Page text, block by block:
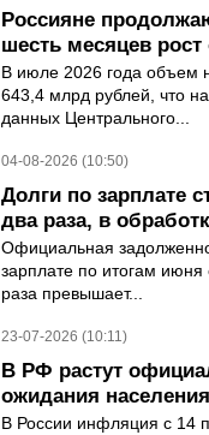
Россияне
шесть месяцев рост
В июле 2026 года объем
643,4 млрд рублей, что
данных Центрального...
04-08-2026 (10:50)
Долги по зарплате
два раза, в
Официальная
зарплате по итогам
раза превышает...
23-07-2026 (10:11)
В РФ растут
ожидания населения
В России инфляция с 14